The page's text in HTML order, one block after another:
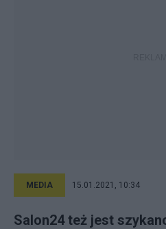
MEDIA 15.01.2021, 10:34
Salon24 też jest